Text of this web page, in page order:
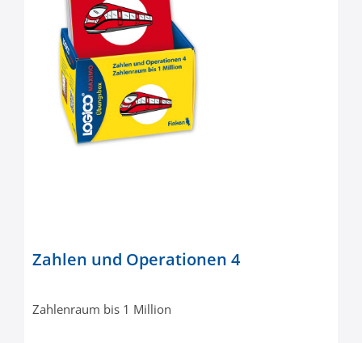
Zahlen und Operationen 4
Zahlenraum bis 1 Million